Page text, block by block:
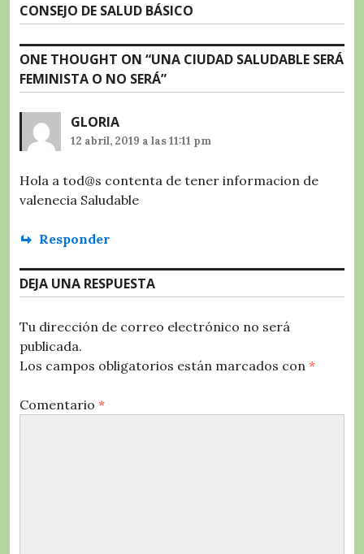
Next
post:
CONSEJO DE SALUD BÁSICO
ONE THOUGHT ON “UNA CIUDAD SALUDABLE SERÁ
FEMINISTA O NO SERÁ”
GLORIA
12 abril, 2019 a las 11:11 pm
Hola a tod@s contenta de tener informacion de
valenecia Saludable
Responder
DEJA UNA RESPUESTA
Tu dirección de correo electrónico no será
publicada.
Los campos obligatorios están marcados con *
Comentario *